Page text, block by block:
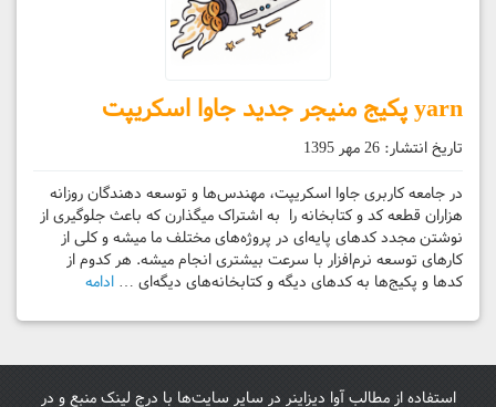
yarn پکیج منیجر جدید جاوا اسکریپت
تاریخ انتشار: 26 مهر 1395
در جامعه کاربری جاوا اسکریپت، مهندس‌ها و توسعه دهندگان روزانه
هزاران قطعه کد و کتابخانه را به اشتراک میگذارن که باعث جلوگیری از
نوشتن مجدد کدهای پایه‌ای در پروژه‌های مختلف ما میشه و کلی از
کارهای توسعه نرم‌افزار با سرعت بیشتری انجام میشه. هر کدوم از
کد‌ها و پکیج‌ها به کدهای دیگه و کتابخانه‌های دیگه‌ای … ادامه
استفاده از مطالب آوا دیزاینر در سایر سایت‌ها با درج لینک منبع و در